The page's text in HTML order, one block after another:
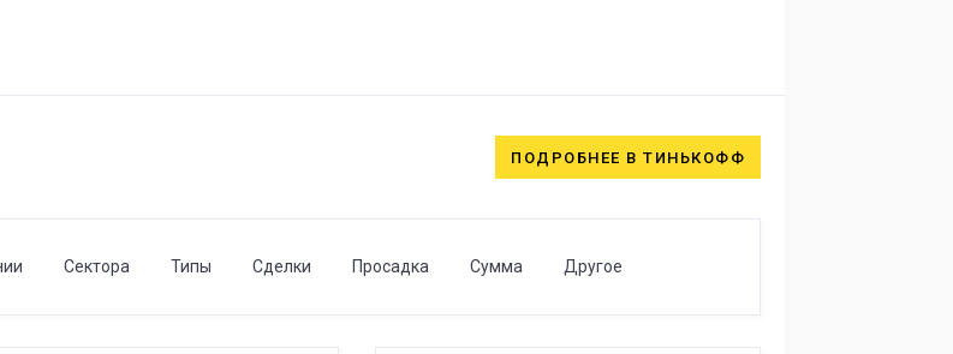
ПОДРОБНЕЕ В ТИНЬКОФФ
Сектора Типы Сделки Просадка Сумма Другое